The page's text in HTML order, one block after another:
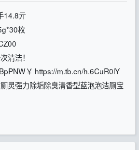
14.8亓
枚
清洁！
￥ https://m.tb.cn/h.6CuR0lY
灵强力除垢除臭清香型蓝泡泡洁厕宝